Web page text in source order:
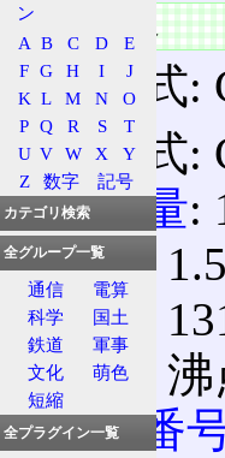
物質の情報
組成式:
構造式:
分子量:
比重:
融点
:
沸点
:
CAS番
ン
A B C D
E
F G H I
J
K L M N
O
P Q R S
T
U V W X
Y
Z
数字 記号
カテゴリ検索
全グループ一覧
通信
電算
科学
国土
鉄道
軍事
文化
萌色
短縮
全プラグイン一覧